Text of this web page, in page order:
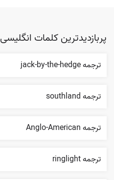
پربازدیدترین کلمات انگلیسی
ترجمه jack-by-the-hedge
ترجمه southland
ترجمه Anglo-American
ترجمه ringlight